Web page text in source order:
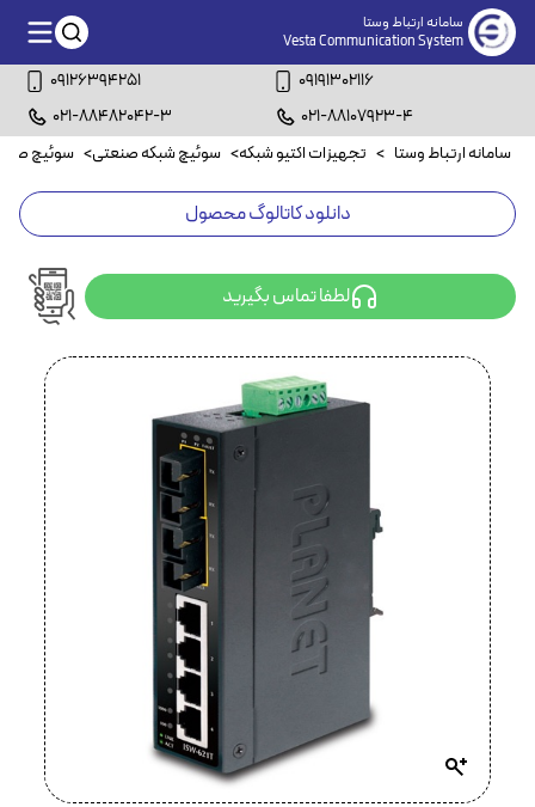
سامانه ارتباط وستا
Vesta Communication System
09126394251
09191302116
021-88482042-3
021-88107923-4
سامانه ارتباط وستا > تجهیزات اکتیو شبکه> سوئیچ شبکه صنعتی> سوئیچ صنعتی۴
دانلود کاتالوگ محصول
لطفا تماس بگیرید